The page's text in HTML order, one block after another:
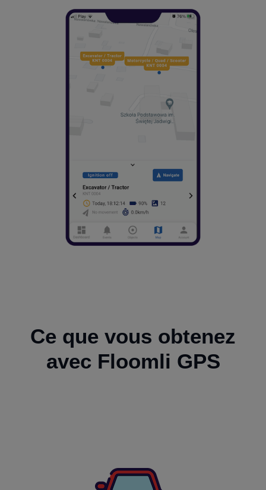
Ce que vous obtenez
avec Floomli GPS